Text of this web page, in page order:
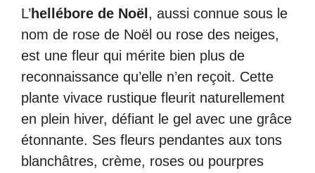
L’hellébore de Noël, aussi connue sous le
nom de rose de Noël ou rose des neiges,
est une fleur qui mérite bien plus de
reconnaissance qu’elle n’en reçoit. Cette
plante vivace rustique fleurit naturellement
en plein hiver, défiant le gel avec une grâce
étonnante. Ses fleurs pendantes aux tons
blanchâtres, crème, roses ou pourpres